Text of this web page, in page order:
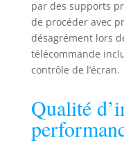
par des supports
de procéder avec
désagrément lors
télécommande
contrôle de l’écran.
Qualité